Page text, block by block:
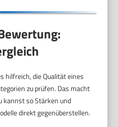
hilfreich, die Qualität eines
zu prüfen. Das macht
kannst so Stärken und
direkt gegenüberstellen.